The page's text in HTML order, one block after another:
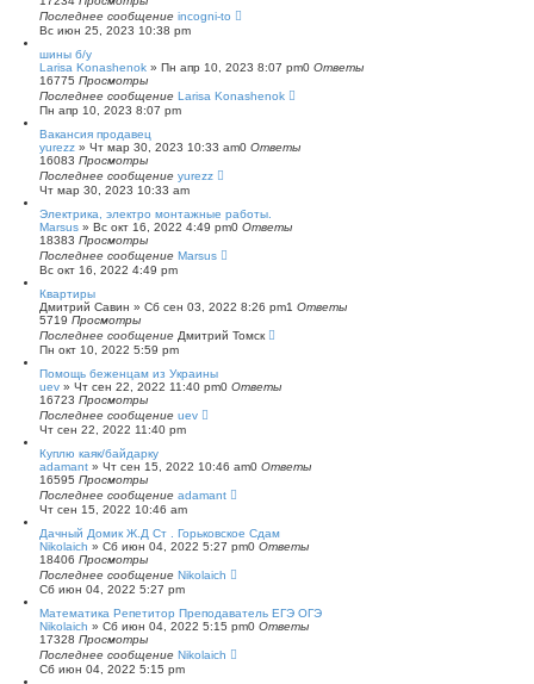
Последнее сообщение incogni-to
Вс июн 25, 2023 10:38 pm
шины б/у
Larisa Konashenok » Пн апр 10, 2023 8:07 pm0 Ответы
16775 Просмотры
Последнее сообщение Larisa Konashenok
Пн апр 10, 2023 8:07 pm
Вакансия продавец
yurezz » Чт мар 30, 2023 10:33 am0 Ответы
16083 Просмотры
Последнее сообщение yurezz
Чт мар 30, 2023 10:33 am
Электрика, электро монтажные работы.
Marsus » Вс окт 16, 2022 4:49 pm0 Ответы
18383 Просмотры
Последнее сообщение Marsus
Вс окт 16, 2022 4:49 pm
Квартиры
Дмитрий Савин » Сб сен 03, 2022 8:26 pm1 Ответы
5719 Просмотры
Последнее сообщение Дмитрий Томск
Пн окт 10, 2022 5:59 pm
Помощь беженцам из Украины
uev » Чт сен 22, 2022 11:40 pm0 Ответы
16723 Просмотры
Последнее сообщение uev
Чт сен 22, 2022 11:40 pm
Куплю каяк/байдарку
adamant » Чт сен 15, 2022 10:46 am0 Ответы
16595 Просмотры
Последнее сообщение adamant
Чт сен 15, 2022 10:46 am
Дачный Домик Ж.Д Ст . Горьковское Сдам
Nikolaich » Сб июн 04, 2022 5:27 pm0 Ответы
18406 Просмотры
Последнее сообщение Nikolaich
Сб июн 04, 2022 5:27 pm
Математика Репетитор Преподаватель ЕГЭ ОГЭ
Nikolaich » Сб июн 04, 2022 5:15 pm0 Ответы
17328 Просмотры
Последнее сообщение Nikolaich
Сб июн 04, 2022 5:15 pm